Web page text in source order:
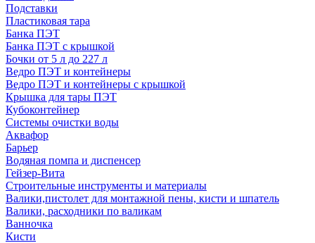
Подставки
Пластиковая тара
Банка ПЭТ
Банка ПЭТ с крышкой
Бочки от 5 л до 227 л
Ведро ПЭТ и контейнеры
Ведро ПЭТ и контейнеры с крышкой
Крышка для тары ПЭТ
Кубоконтейнер
Системы очистки воды
Аквафор
Барьер
Водяная помпа и диспенсер
Гейзер-Вита
Строительные инструменты и материалы
Валики,пистолет для монтажной пены, кисти и шпатель
Валики, расходники по валикам
Ванночка
Кисти